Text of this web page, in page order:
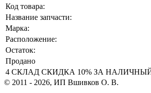
Код товара:
Название запчасти:
Марка:
Расположение:
Остаток:
Продано
4 СКЛАД СКИДКА 10% ЗА НАЛИЧНЫЙ
© 2011 - 2026, ИП Вшивков О. В.